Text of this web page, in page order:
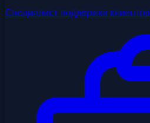
Специалист поддержки клиентов